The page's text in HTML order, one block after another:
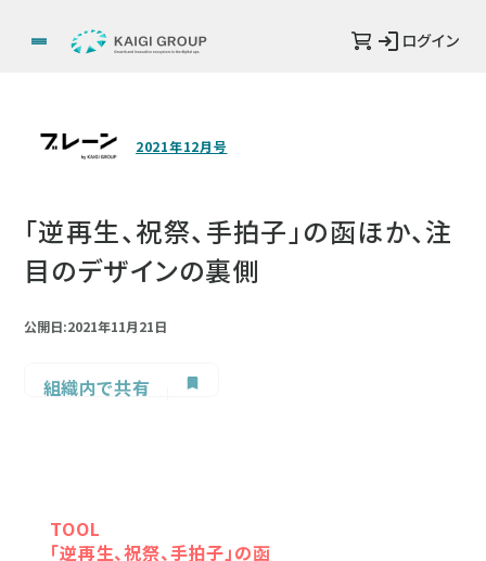
ログイン
2021年12月号
「逆再生、祝祭、手拍子」の函ほか、注
目のデザインの裏側
公開日:2021年11月21日
組織内で共有
TOOL
「逆再生、祝祭、手拍子」の函